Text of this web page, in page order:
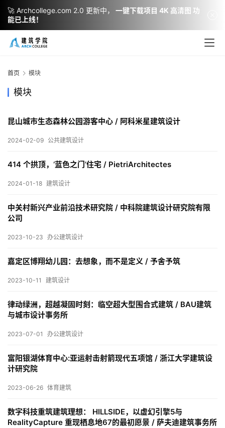
建
筑
计
内
计
城
市
景
观
建
筑
登录 注册
首页 模块
模块
昆山城市生态森林公园游客中心 / 阿科米星建筑设计
2024-02-09 公共建筑设计
414 个拱顶，‘蓝色之门’住宅 / PietriArchitectes
2024-01-18 建筑设计
中关村新兴产业前沿技术研究院 / 中科院建筑设计研究院有限
公司
2023-10-23 办公建筑设计
嘉定区博翔幼儿园：去想象，而不是定义 / 予舍予筑
2023-10-11 建筑设计
律动绿洲，超越凝固时刻：临空超大型围合式建筑 / BAU建筑
与城市设计事务所
2023-07-01 办公建筑设计
富阳银湖体育中心:亚运射击射箭现代五项馆 / 浙江大学建筑设
计研究院
2023-06-26 体育建筑
数字科技重筑建筑理想： HILLSIDE，以虚幻引擎5与
RealityCapture 重现栖息地67的最初愿景 / 萨夫迪建筑事务所
🚀 Archcollege.com 2.0 更新中，
一键下载项目 4K 高清图 功
能已上线！